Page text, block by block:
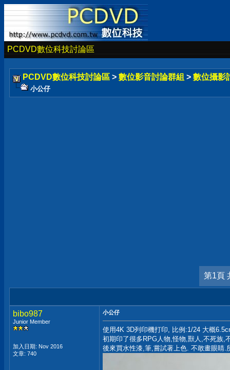
PCDVD數位科技討論區
PCDVD數位科技討論區 > 數位影音討論群組 > 數位攝影
小公仔
第1頁
bibo987
Junior Member
加入日期: Nov 2016
文章: 740
小公仔
使用4K 3D列印機打印, 比例:1/24 大概
初期印了很多RPG人物,怪物,獸人,不死族,
後來買水性漆,筆,嘗試著上色. 不敢畫眼睛.